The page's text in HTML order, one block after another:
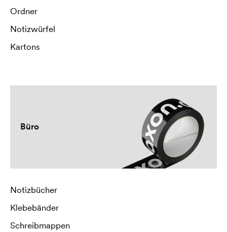
Ordner
Notizwürfel
Kartons
Büro
Notizbücher
Klebebänder
Schreibmappen